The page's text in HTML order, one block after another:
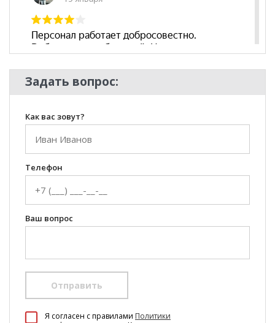
Задать вопрос:
Как вас зовут?
Телефон
Ваш вопрос
Отправить
Я согласен c правилами Политики